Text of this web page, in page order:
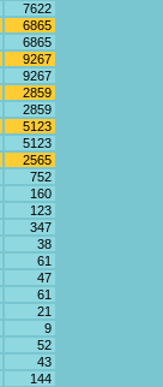
7622
6865
6865
9267
9267
2859
2859
5123
5123
2565
752
160
123
347
38
61
47
61
21
9
52
43
144